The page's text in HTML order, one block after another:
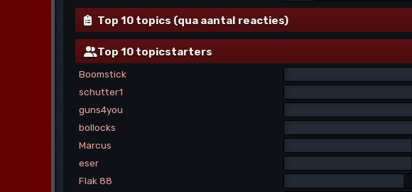
Top 10 topics (qua aantal reacties)
Top 10 topicstarters
Boomstick
schutter1
guns4you
bollocks
Marcus
eser
Flak 88